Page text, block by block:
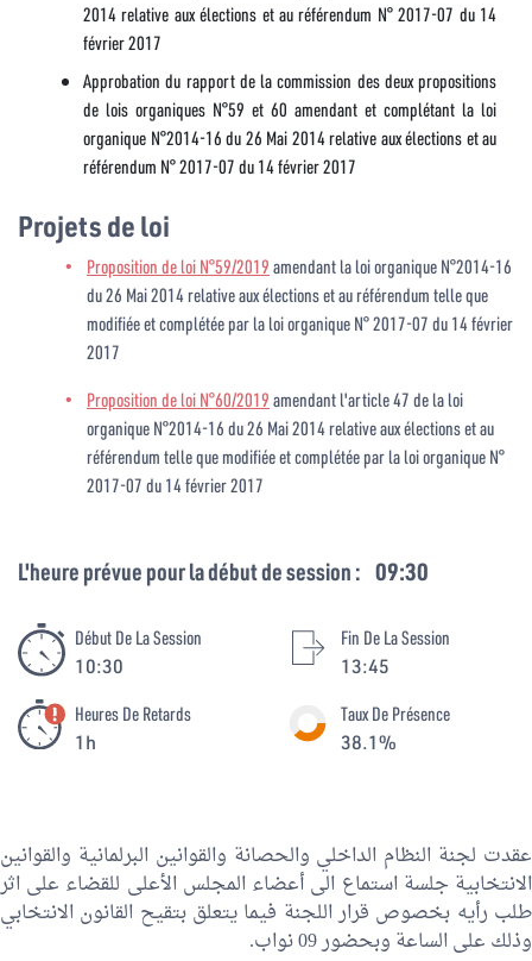
2014 relative aux élections et au référendum N° 2017-07 du 14
février 2017
Approbation du rapport de la commission des deux propositions
de lois organiques N°59 et 60 amendant et complétant la loi
organique N°2014-16 du 26 Mai 2014 relative aux élections et au
référendum N° 2017-07 du 14 février 2017
Projets de loi
Proposition de loi N°59/2019amendant la loi organique N°2014-16
du 26 Mai 2014 relative aux élections et au référendum telle que
modifiée et complétée par la loi organique N° 2017-07 du 14 février
2017
Proposition de loi N°60/2019amendant l'article 47 de la loi
organique N°2014-16 du 26 Mai 2014 relative aux élections et au
référendum telle que modifiée et complétée par la loi organique N°
2017-07 du 14 février 2017
L'heure prévue pour la début de session : 09:30
Début De La Session
10:30
Fin De La Session
13:45
Heures De Retards
1h
Taux De Présence
38.1%
عقدت لجنة النظام الداخلي والحصانة والقوانين البرلمانية والقوانين
الانتخابية جلسة استماع الى أعضاء المجلس الأعلى للقضاء على اثر
طلب رأيه بخصوص قرار اللجنة فيما يتعلق بتقيح القانون الانتخابي
وذلك على الساعة وبحضور 09 نواب.